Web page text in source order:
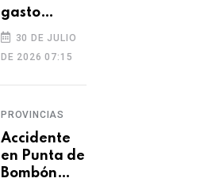
gasto
excesivo del
Congreso
30 DE JULIO
DE 2026 07:15
PROVINCIAS
Accidente
en Punta de
Bombón